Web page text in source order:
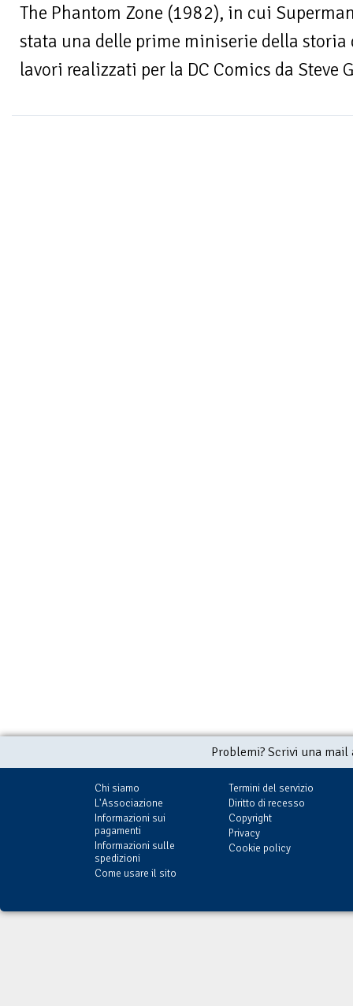
The Phantom Zone (1982), in cui
stata una delle prime miniserie della
lavori realizzati per la DC Comics da Steve
Problemi? Scrivi una
Chi siamo
L'Associazione
Informazioni sui
pagamenti
Informazioni sulle
spedizioni
Come usare il sito
Termini del servizio
Diritto di recesso
Copyright
Privacy
Cookie policy